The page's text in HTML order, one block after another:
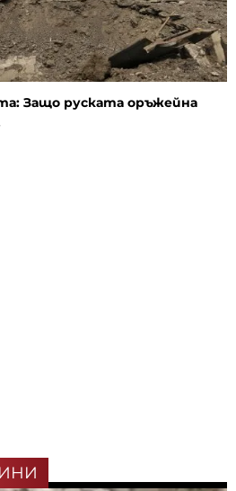
Защо руската оръжейна